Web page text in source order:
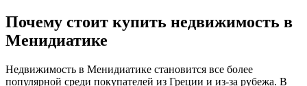
Почему стоит купить недвижимость в
Менидиатике
Недвижимость в Менидиатике становится все более
популярной среди покупателей из Греции и из-за рубежа. В